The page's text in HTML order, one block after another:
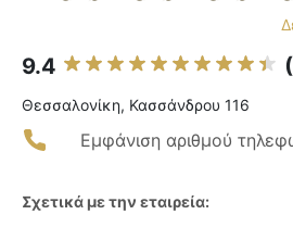
9.4
Θεσσαλονίκη, Κασσάνδρου 116
Εμφάνιση αριθμού
Σχετικά με την εταιρεία: